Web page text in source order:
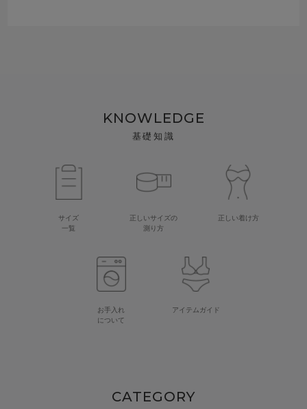
KNOWLEDGE
基礎知識
サイズ
一覧
正しいサイズの
測り方
正しい着け方
お手入れ
について
アイテムガイド
CATEGORY